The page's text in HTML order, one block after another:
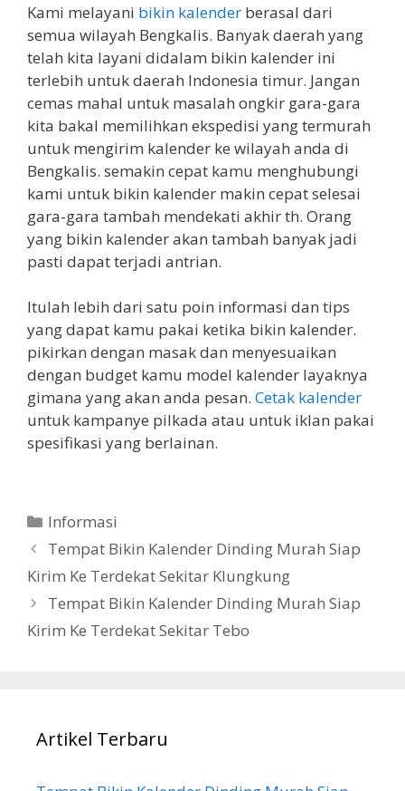
Kami melayani bikin kalender berasal dari
semua wilayah Bengkalis. Banyak daerah yang
telah kita layani didalam bikin kalender ini
terlebih untuk daerah Indonesia timur. Jangan
cemas mahal untuk masalah ongkir gara-gara
kita bakal memilihkan ekspedisi yang termurah
untuk mengirim kalender ke wilayah anda di
Bengkalis. semakin cepat kamu menghubungi
kami untuk bikin kalender makin cepat selesai
gara-gara tambah mendekati akhir th. Orang
yang bikin kalender akan tambah banyak jadi
pasti dapat terjadi antrian.
Itulah lebih dari satu poin informasi dan tips
yang dapat kamu pakai ketika bikin kalender.
pikirkan dengan masak dan menyesuaikan
dengan budget kamu model kalender layaknya
gimana yang akan anda pesan. Cetak kalender
untuk kampanye pilkada atau untuk iklan pakai
spesifikasi yang berlainan.
Categories
Informasi
Tempat Bikin Kalender Dinding Murah Siap
Kirim Ke Terdekat Sekitar Klungkung
Tempat Bikin Kalender Dinding Murah Siap
Kirim Ke Terdekat Sekitar Tebo
Artikel Terbaru